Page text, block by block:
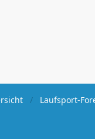
Laufsport-